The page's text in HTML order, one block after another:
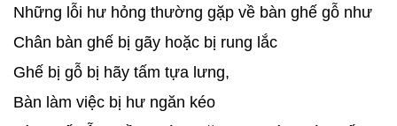
Những lỗi hư hỏng thường gặp về bàn ghế gỗ như
Chân bàn ghế bị gãy hoặc bị rung lắc
Ghế bị gỗ bị hãy tấm tựa lưng,
Bàn làm việc bị hư ngăn kéo